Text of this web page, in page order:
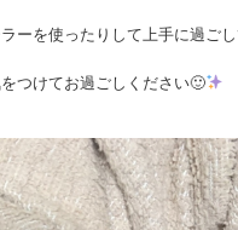
ーを使ったりして上手に過ご
つけてお過ごしください🙂